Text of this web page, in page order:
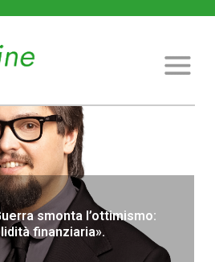
smonta l’ottimismo:
finanziaria».